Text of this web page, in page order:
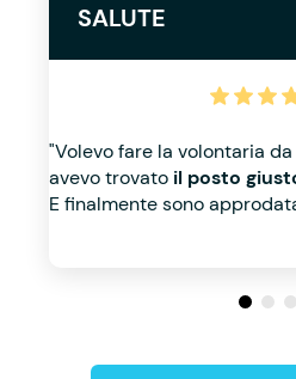
SALUTE
"Volevo fare la volontaria
avevo trovato il posto
E finalmente sono